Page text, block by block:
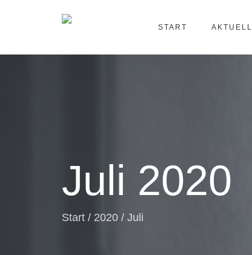
START AKTUELL
Juli 2020
Start / 2020 / Juli